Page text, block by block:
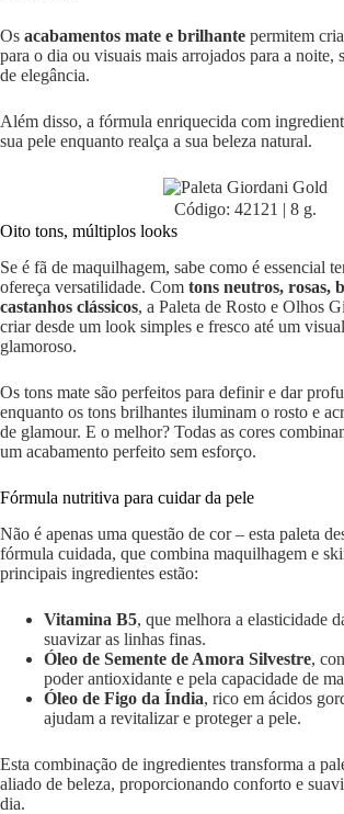
Os acabamentos mate e brilhante permitem
para o dia ou visuais mais arrojados para a noite,
de elegância.
Além disso, a fórmula enriquecida com
sua pele enquanto realça a sua beleza natural.
Código: 42121 | 8 g.
Oito tons, múltiplos looks
Se é fã de maquilhagem, sabe como é essencial
ofereça versatilidade. Com tons neutros, rosas,
castanhos clássicos, a Paleta de Rosto e Olhos
criar desde um look simples e fresco até um
glamoroso.
Os tons mate são perfeitos para definir e dar
enquanto os tons brilhantes iluminam o rosto e
de glamour. E o melhor? Todas as cores
um acabamento perfeito sem esforço.
Fórmula nutritiva para cuidar da pele
Não é apenas uma questão de cor – esta paleta
fórmula cuidada, que combina maquilhagem e
principais ingredientes estão:
Vitamina B5, que melhora a elasticidade
suavizar as linhas finas.
Óleo de Semente de Amora Silvestre,
poder antioxidante e pela capacidade de
Óleo de Figo da Índia, rico em ácidos
ajudam a revitalizar e proteger a pele.
Esta combinação de ingredientes transforma a
aliado de beleza, proporcionando conforto e
dia.